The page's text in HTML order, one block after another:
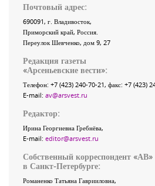
Почтовый адрес:
690091, г. Владивосток,
Приморский край, Россия.
Переулок Шевченко, дом 9, 27
Редакция газеты
«Арсеньевские вести»:
Телефон: +7 (423) 240-70-21, факс: +7 (423)
E-mail: av@arsvest.ru
Редактор:
Ирина Георгиевна Гребнёва,
E-mail: editor@arsvest.ru
Собственный корреспондент «АВ»
в Санкт-Петербурге:
Романенко Татьяна Гаврииловна,